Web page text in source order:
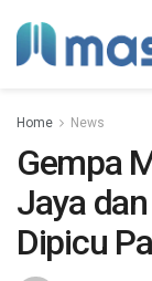
Home News
Gempa
Jaya
Dipicu